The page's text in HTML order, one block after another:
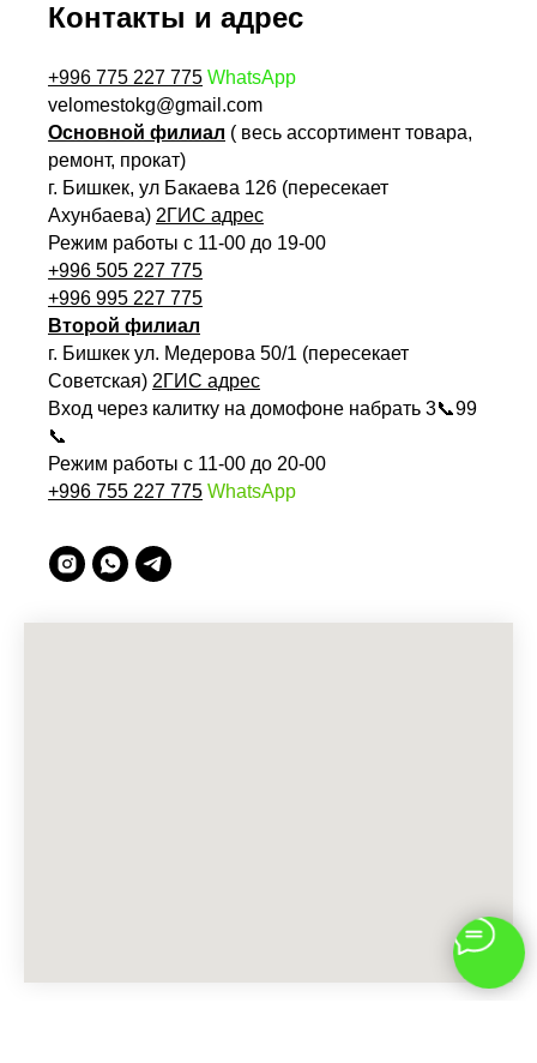
Контакты и адрес
+996 775 227 775 WhatsApp
velomestokg@gmail.com
Основной филиал ( весь ассортимент товара,
ремонт, прокат)
г. Бишкек, ул Бакаева 126 (пересекает
Ахунбаева) 2ГИС адрес
Режим работы с 11-00 до 19-00
+996 505 227 775
+996 995 227 775
Второй филиал
г. Бишкек ул. Медерова 50/1 (пересекает
Советская) 2ГИС адрес
Вход через калитку на домофоне набрать 3📞99
📞
Режим работы с 11-00 до 20-00
+996 755 227 775 WhatsApp